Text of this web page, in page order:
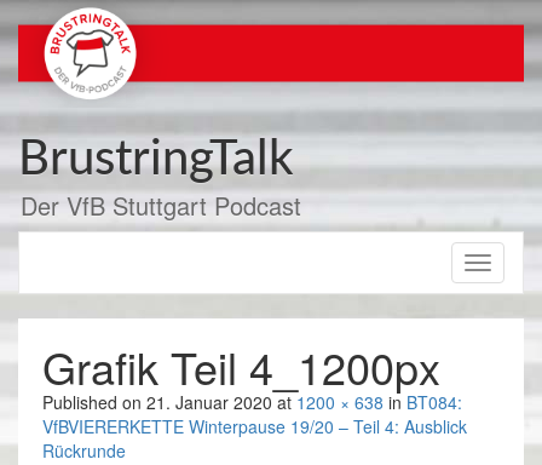
Inhalt
springen
BrustringTalk
Der VfB Stuttgart Podcast
Toggle
Grafik Teil 4_1200px
Published on 21. Januar 2020 at 1200 × 638 in BT084:
VfBVIERERKETTE Winterpause 19/20 – Teil 4: Ausblick
Rückrunde